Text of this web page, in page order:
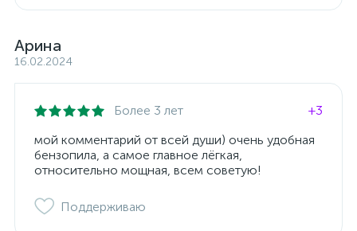
Арина
16.02.2024
Более 3 лет
+3
мой комментарий от всей души) очень удобная
бензопила, а самое главное лёгкая,
относительно мощная, всем советую!
Поддерживаю